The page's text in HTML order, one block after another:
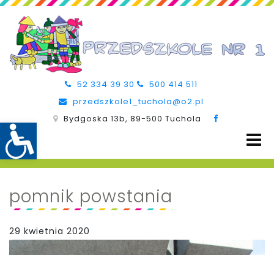
52 334 39 30
500 414 511
przedszkole1_tuchola@o2.pl
Bydgoska 13b, 89-500 Tuchola
pomnik powstania
29 kwietnia 2020